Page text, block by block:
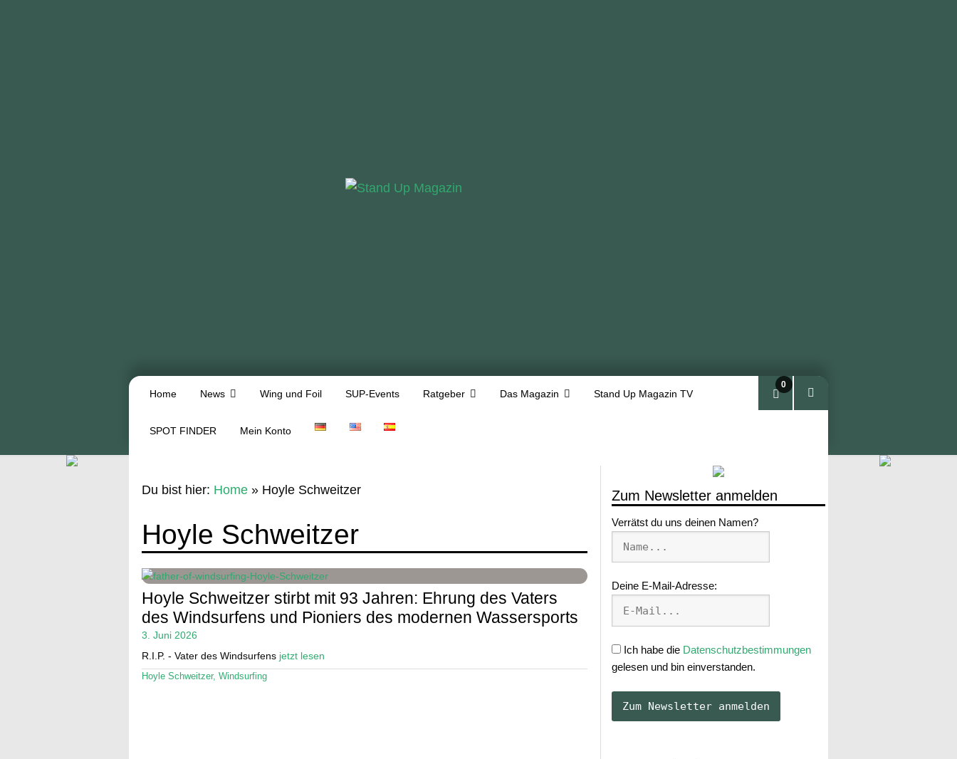
Home News Wing und Foil SUP-Events Ratgeber Das Magazin Stand Up Magazin TV
SPOT FINDER Mein Konto
0
Zum Newsletter anmelden
Verrätst du uns deinen Namen?
Deine E-Mail-Adresse:
Ich habe die Datenschutzbestimmungen
gelesen und bin einverstanden.
Du bist hier: Home» Hoyle Schweitzer
Hoyle Schweitzer
Hoyle Schweitzer stirbt mit 93 Jahren: Ehrung des Vaters
des Windsurfens und Pioniers des modernen Wassersports
3. Juni 2026
R.I.P. - Vater des Windsurfens jetzt lesen
Hoyle Schweitzer, Windsurfing